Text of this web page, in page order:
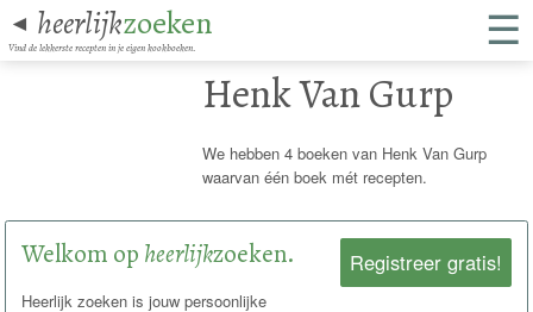
◄ heerlijkzoeken
Vind de lekkerste recepten in je eigen kookboeken. ☰
Henk Van Gurp
We hebben 4 boeken van Henk Van Gurp
waarvan één boek mét recepten.
Registreer gratis!
Welkom op heerlijkzoeken.
Heerlijk zoeken is jouw persoonlijke